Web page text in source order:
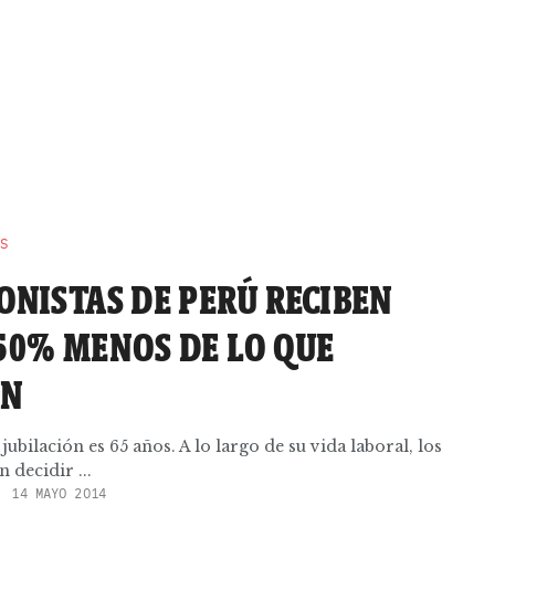
DE PERÚ RECIBEN
MENOS DE LO QUE
es 65 años. A lo largo de su vida laboral, los
decidir ...
14 MAYO 2014